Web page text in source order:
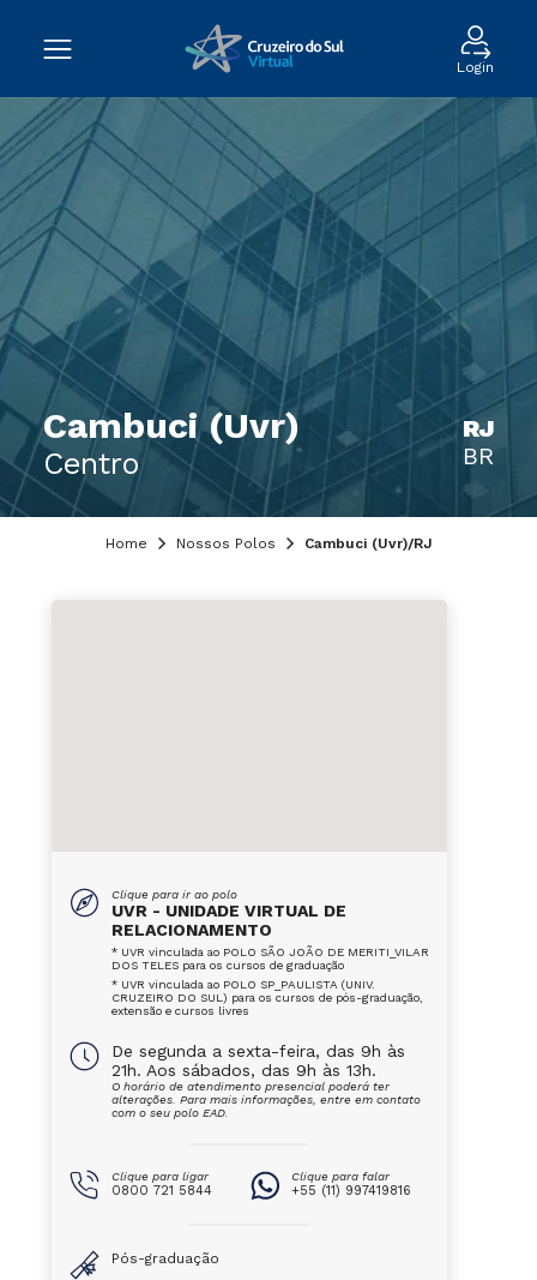
Login
Cambuci (Uvr)
Centro
RJ
BR
Home Nossos Polos Cambuci (Uvr)/RJ
Clique para ir ao polo
UVR - UNIDADE VIRTUAL DE
RELACIONAMENTO
* UVR vinculada ao POLO SÃO JOÃO DE MERITI_VILAR
DOS TELES para os cursos de graduação
* UVR vinculada ao POLO SP_PAULISTA (UNIV.
CRUZEIRO DO SUL) para os cursos de pós-graduação,
extensão e cursos livres
De segunda a sexta-feira, das 9h às
21h. Aos sábados, das 9h às 13h.
O horário de atendimento presencial poderá ter
alterações. Para mais informações, entre em contato
com o seu polo EAD.
Clique para ligar
0800 721 5844
Clique para falar
+55 (11) 997419816
Pós-graduação